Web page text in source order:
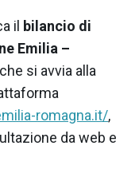
il bilancio di
Emilia –
si avvia alla
romagna.it/,
da web e